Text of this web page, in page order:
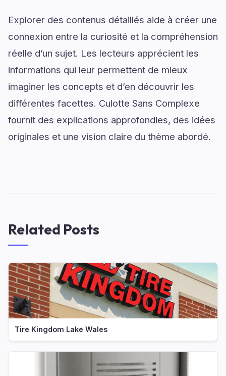
Explorer des contenus détaillés aide à créer une
connexion entre la curiosité et la compréhension
réelle d’un sujet. Les lecteurs apprécient les
informations qui leur permettent de mieux
imaginer les concepts et d’en découvrir les
différentes facettes. Culotte Sans Complexe
fournit des explications approfondies, des idées
originales et une vision claire du thème abordé.
Related Posts
Tire Kingdom Lake Wales